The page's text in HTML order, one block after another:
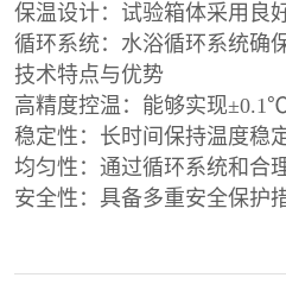
保温设计：试验箱体采用良
循环系统：水浴循环系统确
技术特点与优势
高精度控温：能够实现
稳定性：长时间保持温度稳
均匀性：通过循环系统和合
安全性：具备多重安全保护